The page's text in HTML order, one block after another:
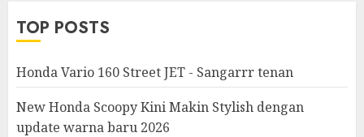
TOP POSTS
Honda Vario 160 Street JET - Sangarrr tenan
New Honda Scoopy Kini Makin Stylish dengan
update warna baru 2026